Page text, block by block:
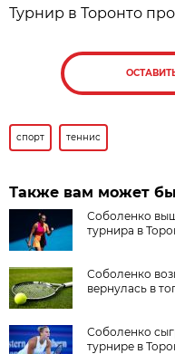
Турнир в Торонто
спорт теннис
Также вам может
Соболенко
турнира в
Соболенко
вернулась в
Соболенко
турнире в